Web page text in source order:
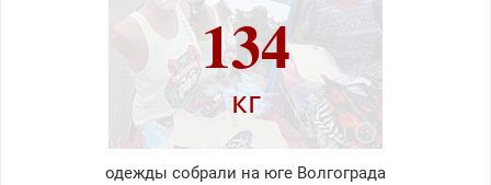
134
кг
одежды собрали на юге Волгограда